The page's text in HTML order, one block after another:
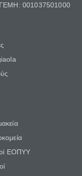
001037501000
ΕΟΠΥΥ